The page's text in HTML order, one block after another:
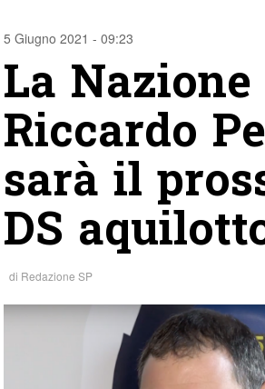
5 Giugno 2021 - 09:23
La Nazione
Riccardo
sarà il
DS
di Redazione SP